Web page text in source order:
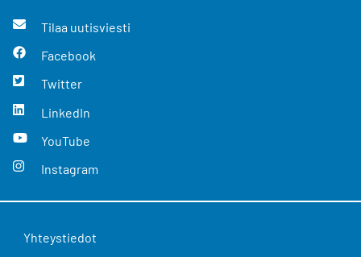
Tilaa uutisviesti
Facebook
Twitter
LinkedIn
YouTube
Instagram
Yhteystiedot